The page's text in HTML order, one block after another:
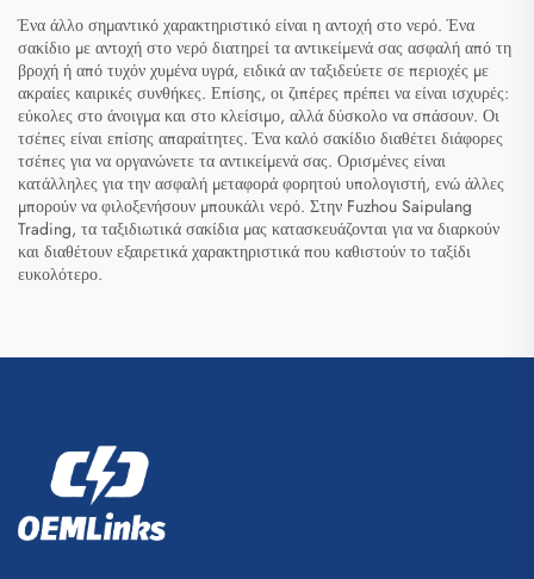
Ένα άλλο σημαντικό χαρακτηριστικό είναι η αντοχή στο νερό. Ένα
σακίδιο με αντοχή στο νερό διατηρεί τα αντικείμενά σας ασφαλή από τη
βροχή ή από τυχόν χυμένα υγρά, ειδικά αν ταξιδεύετε σε περιοχές με
ακραίες καιρικές συνθήκες. Επίσης, οι ζιπέρες πρέπει να είναι ισχυρές:
εύκολες στο άνοιγμα και στο κλείσιμο, αλλά δύσκολο να σπάσουν. Οι
τσέπες είναι επίσης απαραίτητες. Ένα καλό σακίδιο διαθέτει διάφορες
τσέπες για να οργανώνετε τα αντικείμενά σας. Ορισμένες είναι
κατάλληλες για την ασφαλή μεταφορά φορητού υπολογιστή, ενώ άλλες
μπορούν να φιλοξενήσουν μπουκάλι νερό. Στην Fuzhou Saipulang
Trading, τα ταξιδιωτικά σακίδια μας κατασκευάζονται για να διαρκούν
και διαθέτουν εξαιρετικά χαρακτηριστικά που καθιστούν το ταξίδι
ευκολότερο.